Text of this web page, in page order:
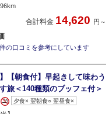
合計料金 14,620 円～
の口コミを参考にしています
【朝食付】早起きして味わう
旅＜140種類のブッフェ付＞
夕食× 翌朝食○ 翌昼食×